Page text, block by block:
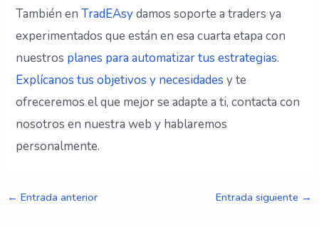
También en TradEAsydamos soporte a traders ya
experimentados que están en esa cuarta etapa con
nuestros planes para automatizar tus estrategias.
Explícanos tus objetivos y necesidadesy te
ofreceremos el que mejor se adapte a ti, contacta con
nosotros en nuestra web y hablaremos
personalmente.
← Entrada anterior Entrada siguiente →